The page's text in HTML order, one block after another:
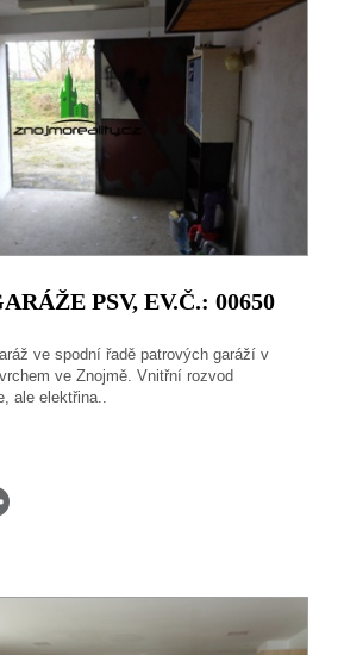
PSV, EV.Č.: 00650
ve spodní řadě patrových garáží v
ve Znojmě. Vnitřní rozvod
ale elektřina..